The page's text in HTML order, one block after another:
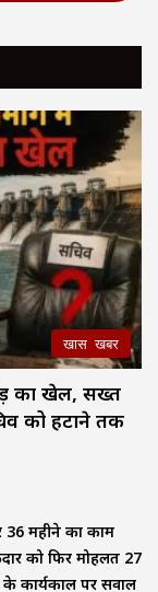
खास खबर
का खेल, सख्त
को हटाने तक
36 महीने का काम
को फिर मोहलत ₹27
कार्यकाल पर सवाल